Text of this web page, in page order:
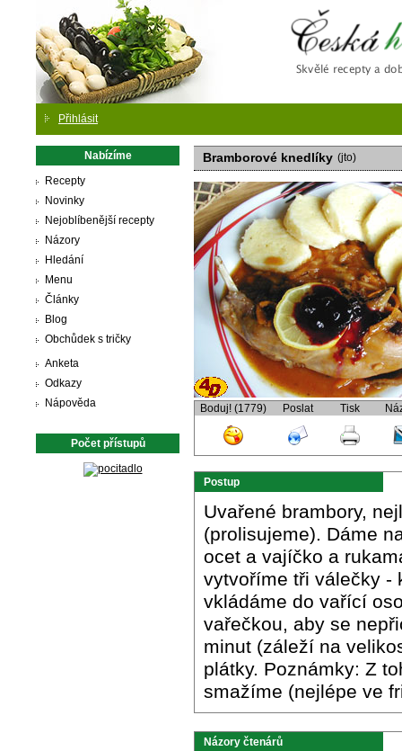
Přihlásit
Nabízíme
Recepty
Novinky
Nejoblíbenější recepty
Názory
Hledání
Menu
Články
Blog
Obchůdek s tričky
Anketa
Odkazy
Nápověda
Počet přístupů
Bramborové knedlíky (jto)
Boduj! (1779) Poslat Tisk
Postup
Uvařené brambory,
(prolisujeme). Dáme
ocet a vajíčko a
vytvoříme tři válečky -
vkládáme do vařící
vařečkou, aby se
minut (záleží na
plátky. Poznámky: Z
smažíme (nejlépe ve
Názory čtenárů